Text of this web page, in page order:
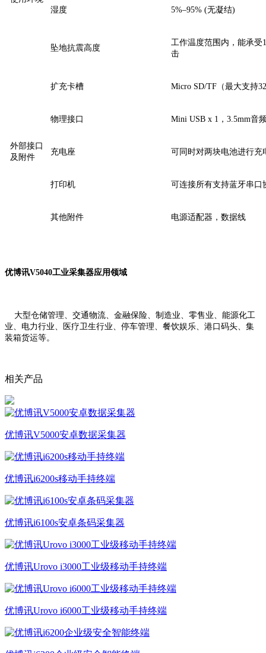
湿度
5%–95% (无凝结)
坠地抗震高度
工作温度范围内，能承受
击
外部接口
及附件
扩充卡槽 Micro SD/TF（最大支持
物理接口 Mini USB x 1，3.5mm音
充电座 可同时对两块电池进行充
打印机 可连接所有支持蓝牙串口
其他附件 电源适配器，数据线
优博讯V5040工业采集器应用领域
大型仓储管理、交通物流、金融保险、制造业、零售业、能源化工
业、电力行业、医疗卫生行业、停车管理、餐饮娱乐、港口码头、集
装箱货运等。
相关产品
优博讯V5000安卓数据采集器
优博讯i6200s移动手持终端
优博讯i6100s安卓条码采集器
优博讯Urovo i3000工业级移动手持终端
优博讯Urovo i6000工业级移动手持终端